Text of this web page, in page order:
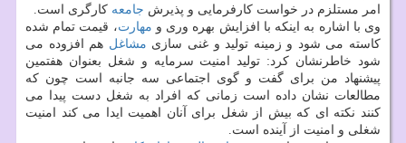
امر مستلزم در خواست كارفرمایی و پذیرش جامعه كارگری است.
وی با اشاره به اینكه با افزایش بهره وری و مهارت، قیمت تمام شده
كاسته می شود و زمینه تولید و غنی سازی مشاغل هم افزوده می
شود خاطرنشان كرد: تولید امنیت سرمایه و شغل بعنوان هفتمین
پیشنهاد من برای گفت و گوی اجتماعی سه جانبه است چون كه
مطالعات نشان داده است زمانی كه افراد به شغل دست پیدا می
كنند نكته ای كه بیش از شغل برای آنان اهمیت ایدا می كند امنیت
شغلی و امنیت از آینده است.